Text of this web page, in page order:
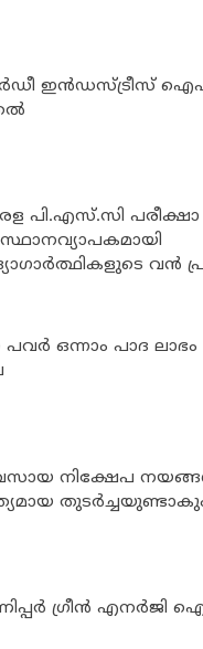
ഇൻഡസ്ട്രീസ്
പി.എസ്.സി പരീക്ഷാ
വന്‍
പവർ ഒന്നാം പാദ
നിക്ഷേപ
തുടര്‍ച്ചയുണ്ടാകും:
ഗ്രീൻ എനർജി